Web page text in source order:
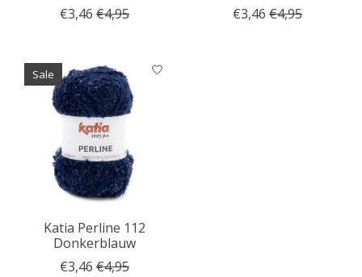
€3,46 €4,95
€3,46 €4,95
Sale
Katia Perline 112
Donkerblauw
€3,46 €4,95